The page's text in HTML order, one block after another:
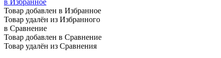
в Избранное
Товар добавлен в Избранное
Товар удалён из Избранного
в Сравнение
Товар добавлен в Сравнение
Товар удалён из Сравнения